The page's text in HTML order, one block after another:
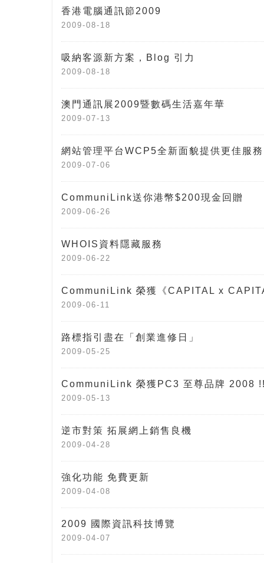
香港電腦通訊節2009
2009-08-18
吸納客源新方案，Blog 引力
2009-08-18
澳門通訊展2009暨數碼生活嘉年華
2009-07-13
網站管理平台WCP5全新面貌提供更佳服務
2009-07-06
CommuniLink送你港幣$200現金回贈
2009-06-26
WHOIS資料隱藏服務
2009-06-22
CommuniLink 榮獲《CAPITAL x
2009-06-11
路標指引盡在「創業進修日」
2009-05-25
CommuniLink 榮獲PC3 至尊品牌 2008
2009-05-13
逆市對策 拓展網上銷售良機
2009-04-28
強化功能 免費更新
2009-04-08
2009 國際資訊科技博覽
2009-04-07